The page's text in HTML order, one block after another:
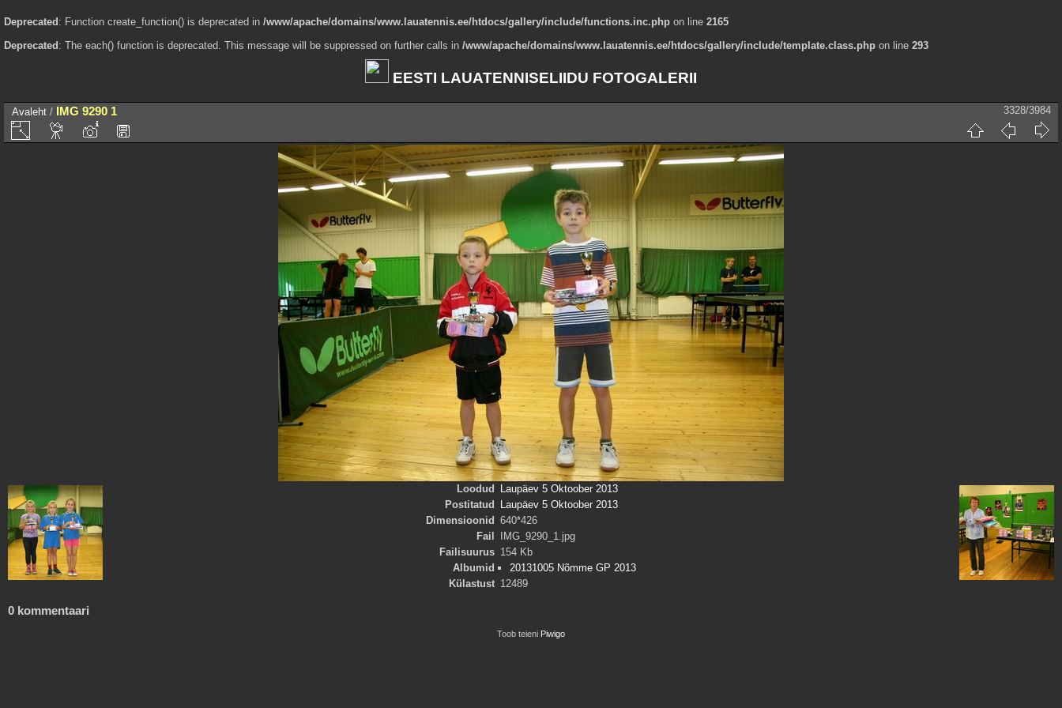
Deprecated : Function create_function() is deprecated in /www/apache/domains/www.lauatennis.ee/htdocs/gallery/include/functions.inc.php on line 2165
Deprecated : The each() function is deprecated. This message will be suppressed on further calls in /www/apache/domains/www.lauatennis.ee/htdocs/gallery/include/template.class.php on line 293
EESTI LAUATENNISELIIDU FOTOGALERII
Avaleht / IMG 9290 1 3328/3984
Loodud
Laupäev 5 Oktoober 2013
Postitatud
Laupäev 5 Oktoober 2013
Dimensioonid 640*426
Fail
IMG_9290_1.jpg
Failisuurus 154 Kb
Albumid
20131005 Nõmme GP 2013
Külastust 12489
0 kommentaari
Toob teieni Piwigo